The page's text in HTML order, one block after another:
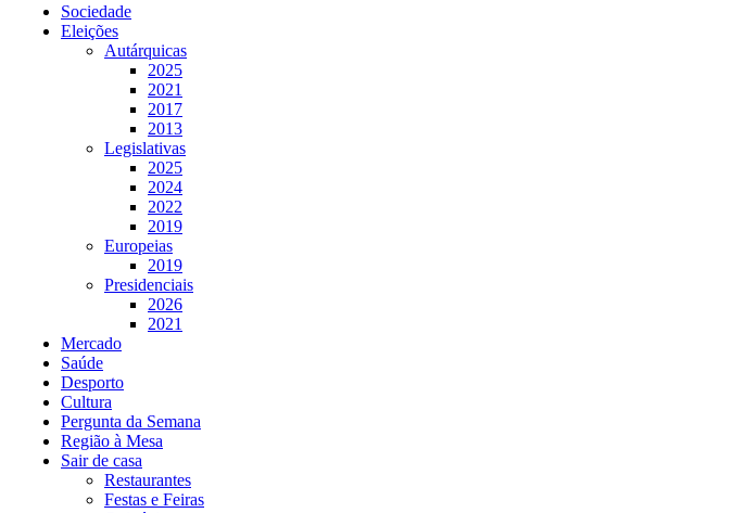
Sociedade
Eleições
Autárquicas
2025
2021
2017
2013
Legislativas
2025
2024
2022
2019
Europeias
2019
Presidenciais
2026
2021
Mercado
Saúde
Desporto
Cultura
Pergunta da Semana
Região à Mesa
Sair de casa
Restaurantes
Festas e Feiras